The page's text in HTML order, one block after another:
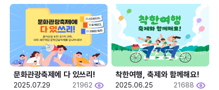
문화관광축제에 다 있쓰리!
2025.07.29 21962
착한여행, 축제와 함께해요!
2025.06.25 21688